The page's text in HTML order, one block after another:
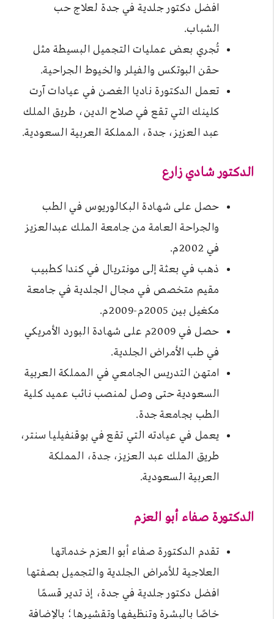
افضل دكتور جلدية في جدة لعلاج حب
الشباب.
تُجري بعض عمليات التجميل البسيطة مثل
حقن البوتكس والفيلر والخيوط الجراحية.
تعمل الدكتورة ناديا الغصن في عيادات آرت
كلينك التي تقع في صلاح الدين، طريق الملك
عبد العزيز، جدة، المملكة العربية السعودية.
الدكتور شادي زارع
حصل على شهادة البكالوريوس في الطب
والجراحة العامة من جامعة الملك عبدالعزيز
في 2002م.
ذهب في بعثة إلى مونتريال في كندا كطبيب
مقيم متخصص في مجال الجلدية في جامعة
مكغيل بين 2005م-2009م.
حصل في 2009م على شهادة البورد الأمريكي
في طب الأمراض الجلدية.
امتهن التدريس الجامعي في المملكة العربية
السعودية حتى وصل لمنصب نائب عميد كلية
الطب بجامعة جدة.
يعمل في عيادته التي تقع في بوقنفيليا سنتر،
طريق الملك عبد العزيز، جدة، المملكة
العربية السعودية.
الدكتورة صفاء أبو العزم
تقدم الدكتورة صفاء أبو العزم خدماتها
العلاجية للأمراض الجلدية والتجميل بصفتها
افضل دكتور جلدية في جدة، إذ تدير قسمًا
خاصًا بالبشرة وتنظيفها وتقشيرها؛ بالإضافة